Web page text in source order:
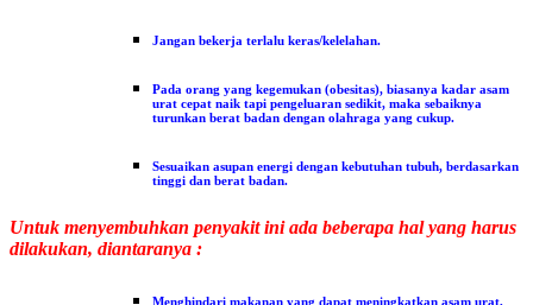
Jangan bekerja terlalu keras/kelelahan.
Pada orang yang kegemukan (obesitas), biasanya kadar asam
urat cepat naik tapi pengeluaran sedikit, maka sebaiknya
turunkan berat badan dengan olahraga yang cukup.
Sesuaikan asupan energi dengan kebutuhan tubuh, berdasarkan
tinggi dan berat badan.
Untuk menyembuhkan penyakit ini ada beberapa hal yang harus
dilakukan, diantaranya :
Menghindari makanan yang dapat meningkatkan asam urat,